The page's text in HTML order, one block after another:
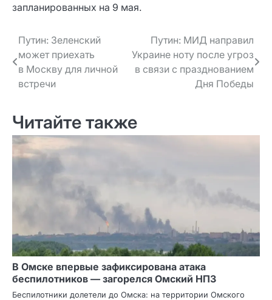
запланированных на 9 мая.
Навигация
по записям
Путин: Зеленский
может приехать
в Москву для личной
встречи
Путин: МИД направил
Украине ноту после угроз
в связи с празднованием
Дня Победы
Читайте также
В Омске впервые зафиксирована атака
беспилотников — загорелся Омский НПЗ
Беспилотники долетели до Омска: на территории Омского